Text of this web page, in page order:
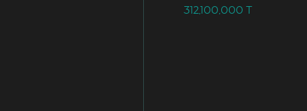
312,100,000T